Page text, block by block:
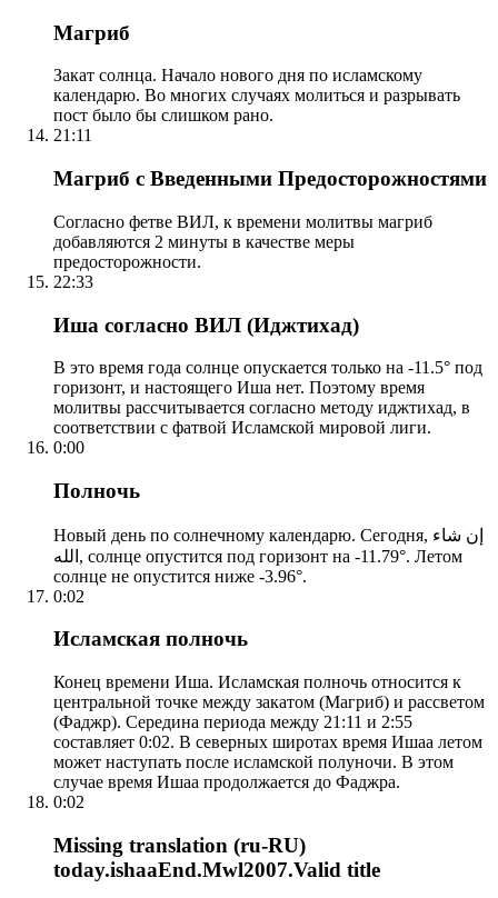
Магриб
Закат солнца. Начало нового дня по исламскому
календарю. Во многих случаях молиться и разрывать
пост было бы слишком рано.
21:11
Магриб с Введенными Предосторожностями
Согласно фетве ВИЛ, к времени молитвы магриб
добавляются 2 минуты в качестве меры
предосторожности.
22:33
Иша согласно ВИЛ (Иджтихад)
В это время года солнце опускается только на -11.5° под
горизонт, и настоящего Иша нет. Поэтому время
молитвы рассчитывается согласно методу иджтихад, в
соответствии с фатвой Исламской мировой лиги.
0:00
Полночь
Новый день по солнечному календарю. Сегодня, إن شاء
الله, солнце опустится под горизонт на -11.79°. Летом
солнце не опустится ниже -3.96°.
0:02
Исламская полночь
Конец времени Иша. Исламская полночь относится к
центральной точке между закатом (Магриб) и рассветом
(Фаджр). Середина периода между 21:11 и 2:55
составляет 0:02. В северных широтах время Ишаа летом
может наступать после исламской полуночи. В этом
случае время Ишаа продолжается до Фаджра.
0:02
Missing translation (ru-RU)
today.ishaaEnd.Mwl2007.Valid title